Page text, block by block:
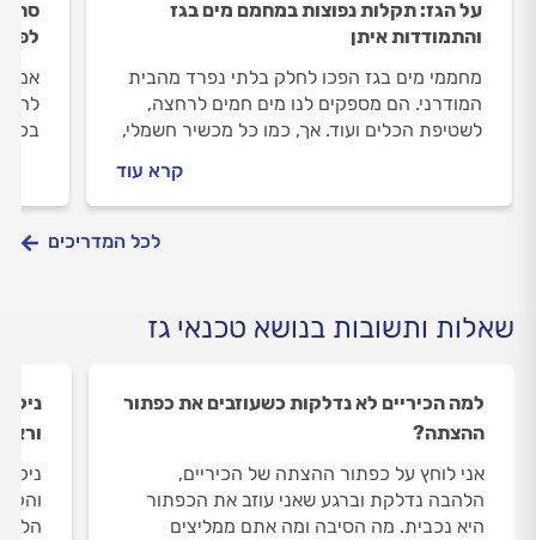
על הגז: תקלות נפוצות במחמם מים בגז
והתמודדות איתן
מחממי מים בגז הפכו לחלק בלתי נפרד מהבית
המודרני. הם מספקים לנו מים חמים לרחצה,
לשטיפת הכלים ועוד. אך, כמו כל מכשיר חשמלי,
מהן התקלות הנפוצות במחממי מים בגז ואיך
מתמודדים איתן? מתחילים.
קרא עוד
אם
לכל המדריכים
שאלות ותשובות בנושא טכנאי גז
למה הכיריים לא נדלקות כשעוזבים את כפתור
ההצתה?
אני לוחץ על כפתור ההצתה של הכיריים,
הלהבה נדלקת וברגע שאני עוזב את הכפתור
היא נכבית. מה הסיבה ומה אתם ממליצים